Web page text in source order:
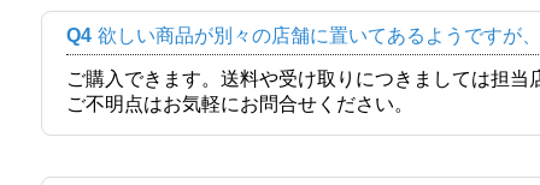
Q4 欲しい商品が別々の店舗に置いてあるようですが
ご購入できます。送料や受け取りにつきましては担
ご不明点はお気軽にお問合せください。